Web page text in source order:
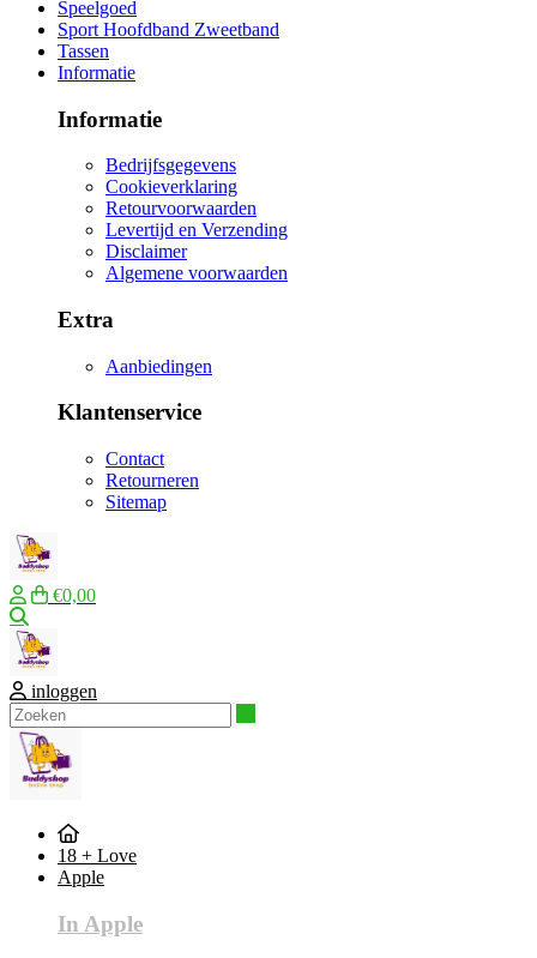
Speelgoed
Sport Hoofdband Zweetband
Tassen
Informatie
Informatie
Bedrijfsgegevens
Cookieverklaring
Retourvoorwaarden
Levertijd en Verzending
Disclaimer
Algemene voorwaarden
Extra
Aanbiedingen
Klantenservice
Contact
Retourneren
Sitemap
€0,00
inloggen
18 + Love
Apple
In Apple